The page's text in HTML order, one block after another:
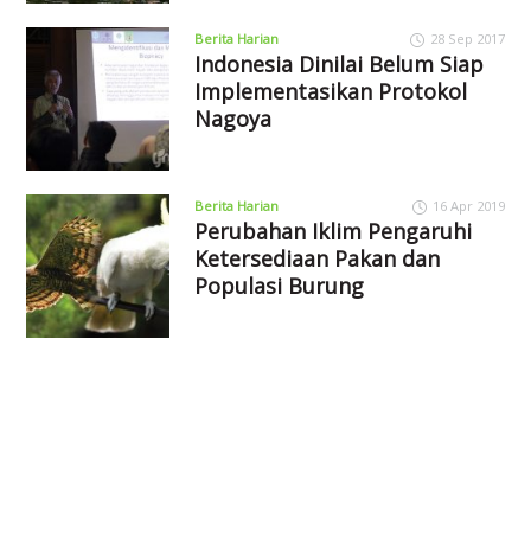
Berita Harian 28 Sep 2017
Indonesia Dinilai Belum Siap
Implementasikan Protokol
Nagoya
Berita Harian 16 Apr 2019
Perubahan Iklim Pengaruhi
Ketersediaan Pakan dan
Populasi Burung